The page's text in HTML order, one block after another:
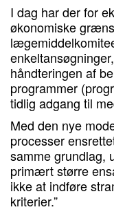
I dag har der for
økonomiske
håndteringen af
programmer
tidlig adgang til
Med den nye
processer
samme grundlag,
primært større
ikke at indføre
kriterier.”